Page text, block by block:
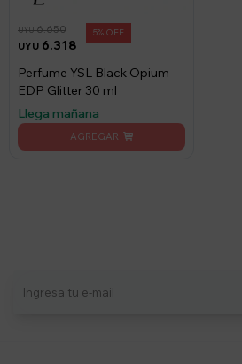
UYU 6.318
UYU6.650 5
Perfume YSL Black Opium
EDP Glitter 30 ml
Llega mañana